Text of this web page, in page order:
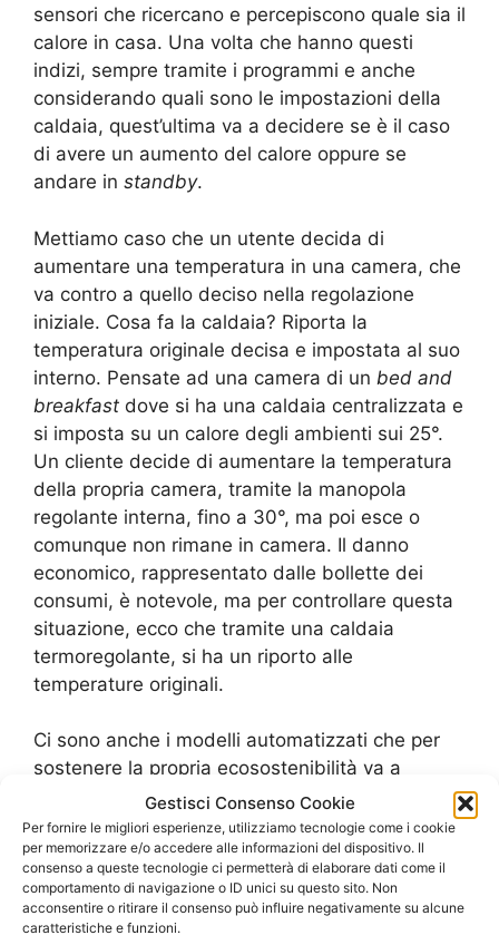
Gestisci Consenso Cookie
Per fornire le migliori esperienze, utilizziamo tecnologie come i cookie
per memorizzare e/o accedere alle informazioni del dispositivo. Il
consenso a queste tecnologie ci permetterà di elaborare dati come il
comportamento di navigazione o ID unici su questo sito. Non
acconsentire o ritirare il consenso può influire negativamente su alcune
caratteristiche e funzioni.
sensori che ricercano e percepiscono quale sia il
calore in casa. Una volta che hanno questi
indizi, sempre tramite i programmi e anche
considerando quali sono le impostazioni della
caldaia, quest’ultima va a decidere se è il caso
di avere un aumento del calore oppure se
andare in standby.
Mettiamo caso che un utente decida di
aumentare una temperatura in una camera, che
va contro a quello deciso nella regolazione
iniziale. Cosa fa la caldaia? Riporta la
temperatura originale decisa e impostata al suo
interno. Pensate ad una camera di un bed and
breakfast dove si ha una caldaia centralizzata e
si imposta su un calore degli ambienti sui 25°.
Un cliente decide di aumentare la temperatura
della propria camera, tramite la manopola
regolante interna, fino a 30°, ma poi esce o
comunque non rimane in camera. Il danno
economico, rappresentato dalle bollette dei
consumi, è notevole, ma per controllare questa
situazione, ecco che tramite una caldaia
termoregolante, si ha un riporto alle
temperature originali.
Ci sono anche i modelli automatizzati che per
sostenere la propria ecosostenibilità va a
eseguire un calcolo delle temperature e ad
adeguarle in base ad un buon tepore in casa.
Questa è la spiegazione di alcune delle
caratteristiche delle caldaie, che poi variano
anche in base a determinate tipologie.